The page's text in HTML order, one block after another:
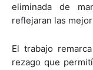
eliminada de
reflejaran las
El trabajo
rezago que